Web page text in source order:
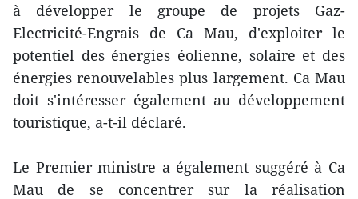
à développer le groupe de projets Gaz-
Electricité-Engrais de Ca Mau, d'exploiter le
potentiel des énergies éolienne, solaire et des
énergies renouvelables plus largement. Ca Mau
doit s'intéresser également au développement
touristique, a-t-il déclaré.
Le Premier ministre a également suggéré à Ca
Mau de se concentrer sur la réalisation